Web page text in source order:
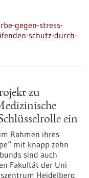
gegen-stress-
schutz-durch-
zu
ein
Rahmen ihres
mit knapp zehn
sind auch
Fakultät der Uni
Heidelberg